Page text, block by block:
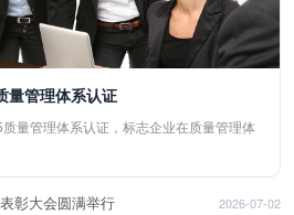
量管理体系认证
量管理体系认证，标志企业在质量管理体
彰大会圆满举行 2026-07-02